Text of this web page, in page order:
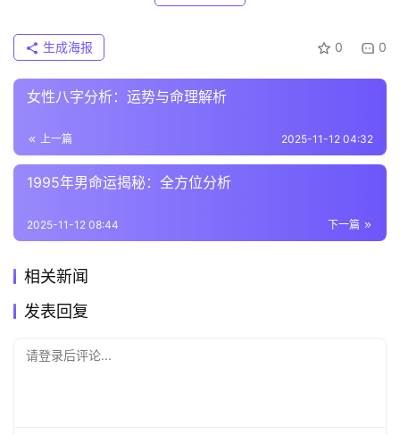
0 0
生成海报
女性八字分析：运势与命理解析
上一篇 2025-11-12 04:32
1995年男命运揭秘：全方位分析
下一篇
2025-11-12 08:44
相关新闻
发表回复
请登录后评论...